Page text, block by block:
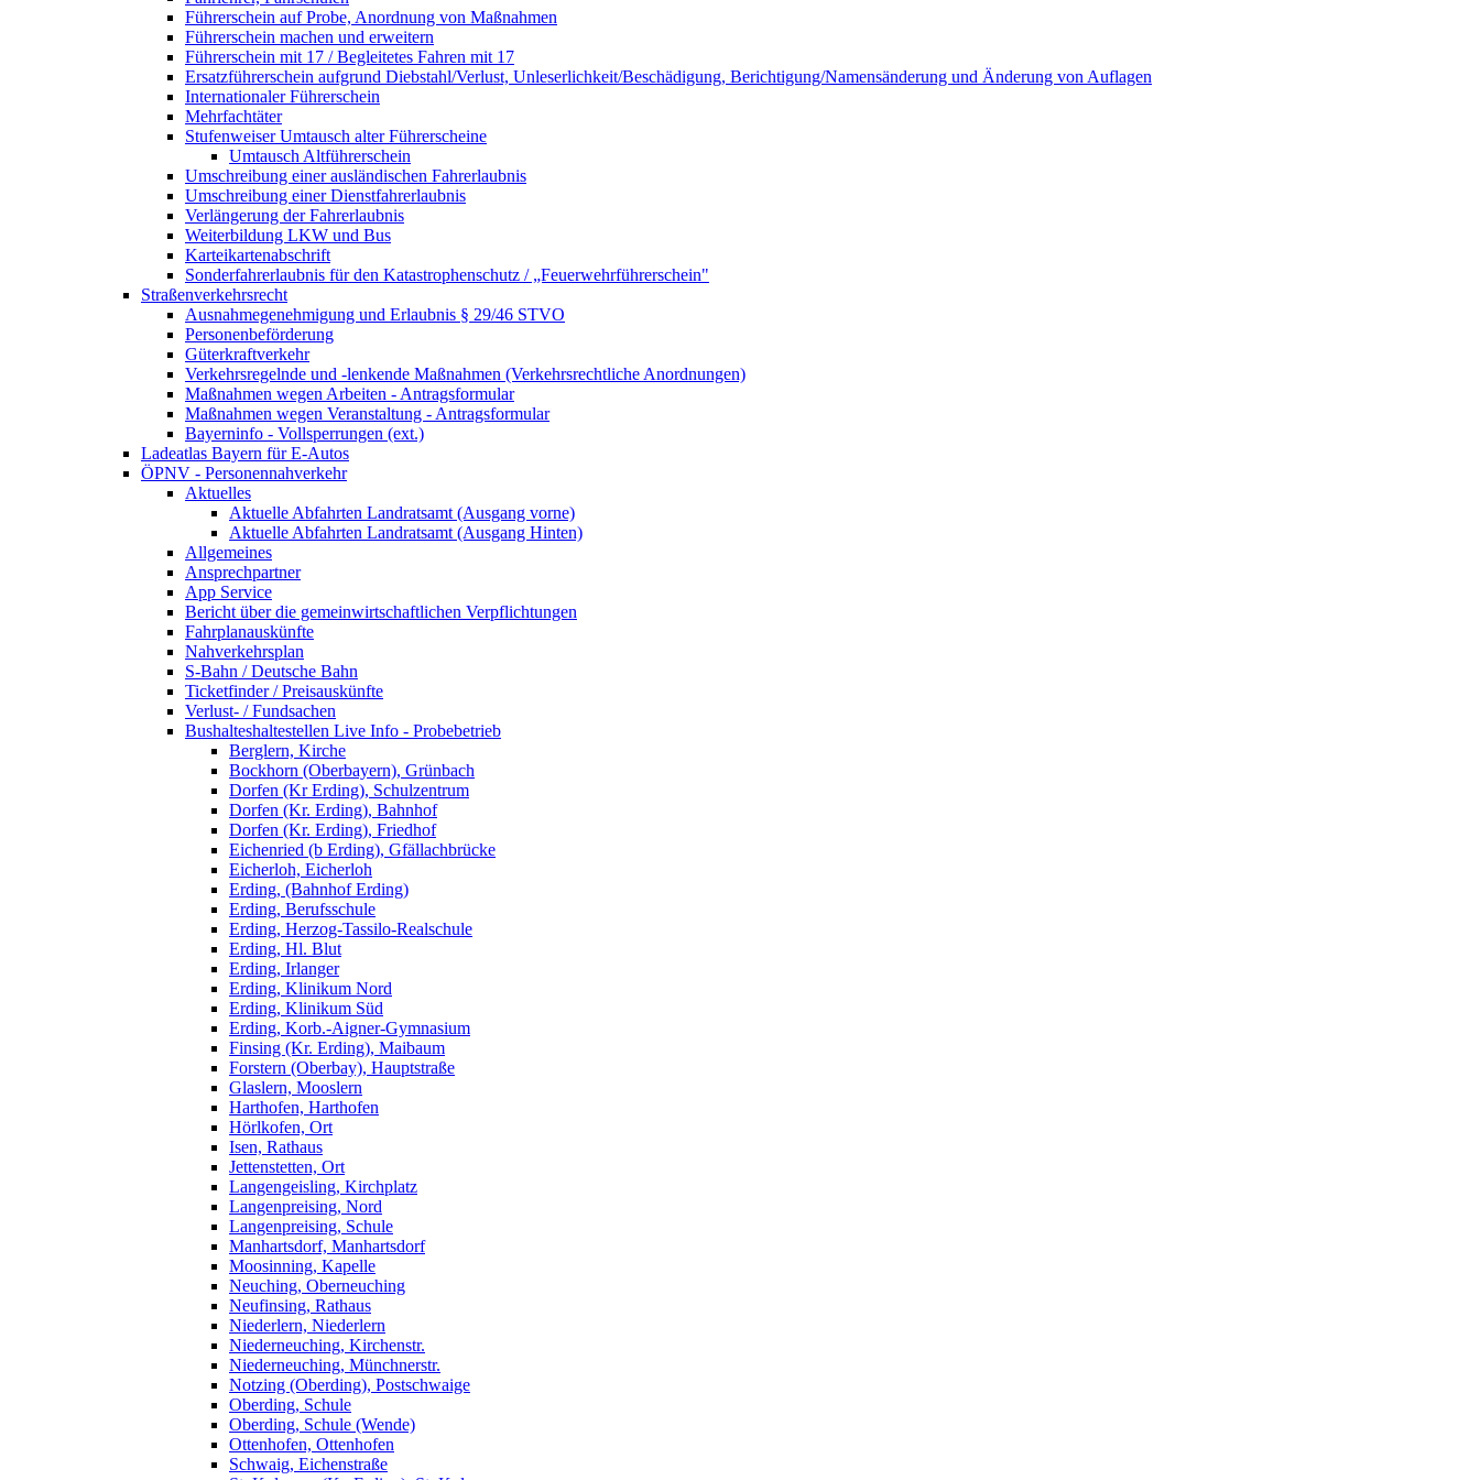
Führerschein auf Probe, Anordnung von Maßnahmen
Führerschein machen und erweitern
Führerschein mit 17 / Begleitetes Fahren mit 17
Ersatzführerschein aufgrund Diebstahl/Verlust, Unleserlichkeit/Beschädigung, Berichtigung/Namensänderung und Änderung von Auflagen
Internationaler Führerschein
Mehrfachtäter
Stufenweiser Umtausch alter Führerscheine
Umtausch Altführerschein
Umschreibung einer ausländischen Fahrerlaubnis
Umschreibung einer Dienstfahrerlaubnis
Verlängerung der Fahrerlaubnis
Weiterbildung LKW und Bus
Karteikartenabschrift
Sonderfahrerlaubnis für den Katastrophenschutz / „Feuerwehrführerschein"
Straßenverkehrsrecht
Ausnahmegenehmigung und Erlaubnis § 29/46 STVO
Personenbeförderung
Güterkraftverkehr
Verkehrsregelnde und -lenkende Maßnahmen (Verkehrsrechtliche Anordnungen)
Maßnahmen wegen Arbeiten - Antragsformular
Maßnahmen wegen Veranstaltung - Antragsformular
Bayerninfo - Vollsperrungen (ext.)
Ladeatlas Bayern für E-Autos
ÖPNV - Personennahverkehr
Aktuelles
Aktuelle Abfahrten Landratsamt (Ausgang vorne)
Aktuelle Abfahrten Landratsamt (Ausgang Hinten)
Allgemeines
Ansprechpartner
App Service
Bericht über die gemeinwirtschaftlichen Verpflichtungen
Fahrplanauskünfte
Nahverkehrsplan
S-Bahn / Deutsche Bahn
Ticketfinder / Preisauskünfte
Verlust- / Fundsachen
Bushalteshaltestellen Live Info - Probebetrieb
Berglern, Kirche
Bockhorn (Oberbayern), Grünbach
Dorfen (Kr Erding), Schulzentrum
Dorfen (Kr. Erding), Bahnhof
Dorfen (Kr. Erding), Friedhof
Eichenried (b Erding), Gfällachbrücke
Eicherloh, Eicherloh
Erding, (Bahnhof Erding)
Erding, Berufsschule
Erding, Herzog-Tassilo-Realschule
Erding, Hl. Blut
Erding, Irlanger
Erding, Klinikum Nord
Erding, Klinikum Süd
Erding, Korb.-Aigner-Gymnasium
Finsing (Kr. Erding), Maibaum
Forstern (Oberbay), Hauptstraße
Glaslern, Mooslern
Harthofen, Harthofen
Hörlkofen, Ort
Isen, Rathaus
Jettenstetten, Ort
Langengeisling, Kirchplatz
Langenpreising, Nord
Langenpreising, Schule
Manhartsdorf, Manhartsdorf
Moosinning, Kapelle
Neuching, Oberneuching
Neufinsing, Rathaus
Niederlern, Niederlern
Niederneuching, Kirchenstr.
Niederneuching, Münchnerstr.
Notzing (Oberding), Postschwaige
Oberding, Schule
Oberding, Schule (Wende)
Ottenhofen, Ottenhofen
Schwaig, Eichenstraße